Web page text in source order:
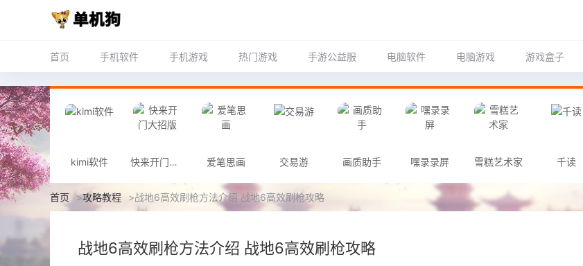
首页 手机软件 手机游戏 热门游戏 手游公益服 电脑软件 电脑游戏 游戏盒子
kimi软件 快来开门大招版 爱笔思画 交易游 画质助手 嘿录录屏 雪糕艺术家 千读
首页 >攻略教程 >战地6高效刷枪方法介绍 战地6高效刷枪攻略
战地6高效刷枪方法介绍 战地6高效刷枪攻略